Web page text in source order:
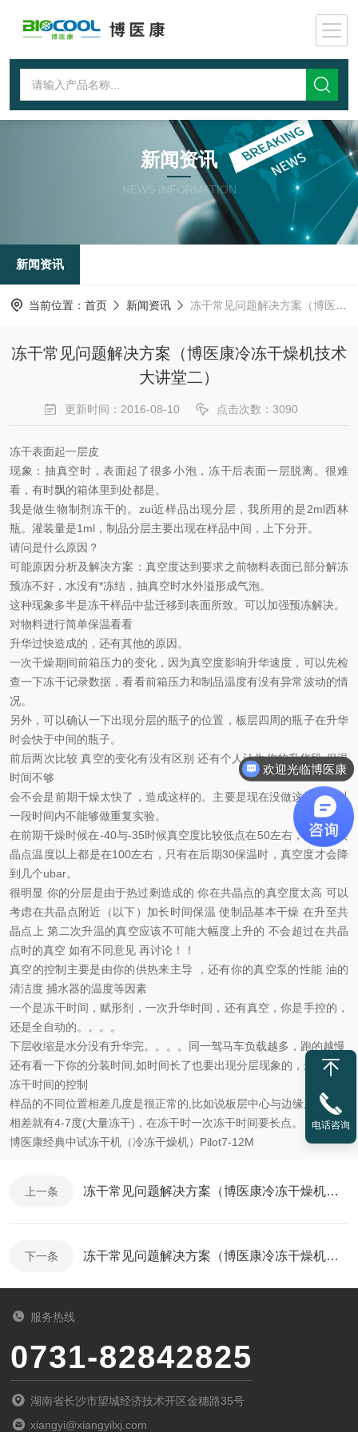
新闻资讯
NEWS INFORMATION
新闻资讯
当前位置： 首页 新闻资讯 冻干常见问题解决方案（博医康冷冻干燥机技术大讲堂二）
冻干常见问题解决方案（博医康冷冻干燥机技术
大讲堂二）
更新时间：2016-08-10 点击次数：3090
冻干表面起一层皮
现象：抽真空时，表面起了很多小泡，冻干后表面一层脱离。很难
看，有时飘的箱体里到处都是。
我是做生物制剂冻干的。zui近样品出现分层，我所用的是2ml西林
瓶。灌装量是1ml，制品分层主要出现在样品中间，上下分开。
请问是什么原因？
可能原因分析及解决方案：真空度达到要求之前物料表面已部分解冻
预冻不好，水没有*冻结，抽真空时水外溢形成气泡。
这种现象多半是冻干样品中盐迁移到表面所致。可以加强预冻解决。
对物料进行简单保温看看
升华过快造成的，还有其他的原因。
一次干燥期间前箱压力的变化，因为真空度影响升华速度，可以先检
查一下冻干记录数据，看看前箱压力和制品温度有没有异常波动的情
况。
另外，可以确认一下出现分层的瓶子的位置，板层四周的瓶子在升华
时会快于中间的瓶子。
前后两次比较 真空的变化有没有区别 还有个人认为你的升华段 保温
时间不够
会不会是前期干燥太快了，造成这样的。主要是现在没做这样品所以
一段时间内不能够做重复实验。
在前期干燥时候在-40与-35时候真空度比较低点在50左右，后面到共
晶点温度以上都是在100左右，只有在后期30保温时，真空度才会降
到几个ubar。
很明显 你的分层是由于热过剩造成的 你在共晶点的真空度太高 可以
考虑在共晶点附近（以下）加长时间保温 使制品基本干燥 在升至共
晶点上 第二次升温的真空应该不可能大幅度上升的 不会超过在共晶
点时的真空 如有不同意见 再讨论！！
真空的控制主要是由你的供热来主导 ，还有你的真空泵的性能 油的
清洁度 捕水器的温度等因素
一个是冻干时间，赋形剂，一次升华时间，还有真空，你是手控的，
还是全自动的。。。。
下层收缩是水分没有升华完。。。。同一驾马车负载越多，跑的越慢
还有看一下你的分装时间,如时间长了也要出现分层现象的，还有就是
冻干时间的控制
样品的不同位置相差几度是很正常的,比如说板层中心与边缘产品温度
相差就有4-7度(大量冻干)，在冻干时一次冻干时间要长点。
博医康经典中试冻干机（冷冻干燥机）Pilot7-12M
上一条 冻干常见问题解决方案（博医康冷冻干燥机技术大讲堂三）
下一条 冻干常见问题解决方案（博医康冷冻干燥机技术大讲堂一）
服务热线
0731-82842825
湖南省长沙市望城经济技术开区金穗路35号
xiangyi@xiangyilxj.com
电话咨询
欢迎光临博医康